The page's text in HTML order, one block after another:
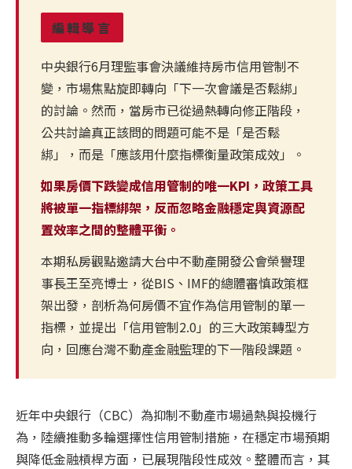
編輯導言
中央銀行6月理監事會決議維持房市信用管制不
變，市場焦點旋即轉向「下一次會議是否鬆綁」
的討論。然而，當房市已從過熱轉向修正階段，
公共討論真正該問的問題可能不是「是否鬆
綁」，而是「應該用什麼指標衡量政策成效」。
如果房價下跌變成信用管制的唯一KPI，政策工具
將被單一指標綁架，反而忽略金融穩定與資源配
置效率之間的整體平衡。
本期私房觀點邀請大台中不動產開發公會榮譽理
事長王至亮博士，從BIS、IMF的總體審慎政策框
架出發，剖析為何房價不宜作為信用管制的單一
指標，並提出「信用管制2.0」的三大政策轉型方
向，回應台灣不動產金融監理的下一階段課題。
近年中央銀行（CBC）為抑制不動產市場過熱與投機行
為，陸續推動多輪選擇性信用管制措施，在穩定市場預期
與降低金融槓桿方面，已展現階段性成效。整體而言，其